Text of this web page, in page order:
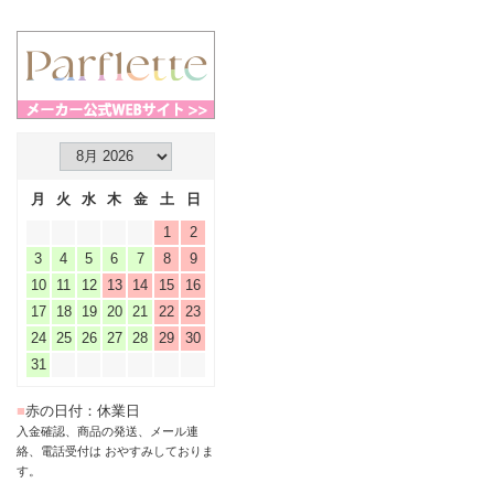
月 火 水 木 金 土
日
1
2
3
4 5 6 7 8
9
10
11 12 13 14 15
16
17
18 19 20 21 22
23
24
25 26 27 28 29
30
31
■赤の日付：休業日
入金確認、商品の発送、メール連
絡、電話受付は おやすみしておりま
す。